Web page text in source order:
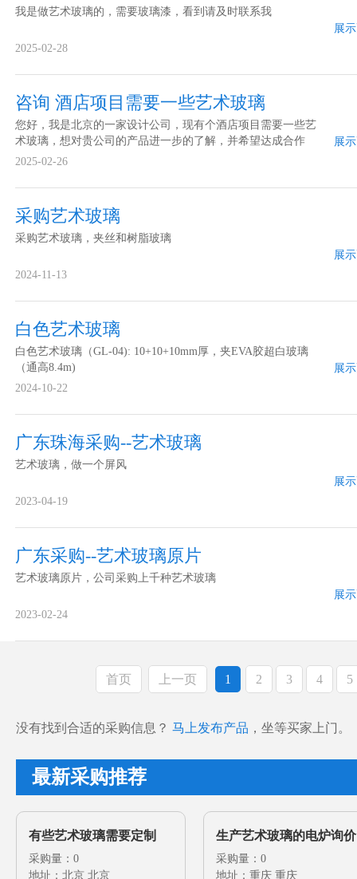
我是做艺术玻璃的，需要玻璃漆，看到请及时联系我
展
2025-02-28
咨询 酒店项目需要一些艺术玻璃
您好，我是北京的一家设计公司，现有个酒店项目需要一些艺
术玻璃，想对贵公司的产品进一步的了解，并希望达成合作
展
2025-02-26
采购艺术玻璃
采购艺术玻璃，夹丝和树脂玻璃
展
2024-11-13
白色艺术玻璃
白色艺术玻璃（GL-04): 10+10+10mm厚，夹EVA胶超白玻璃
（通高8.4m)
展
2024-10-22
广东珠海采购--艺术玻璃
艺术玻璃，做一个屏风
展
2023-04-19
广东采购--艺术玻璃原片
艺术玻璃原片，公司采购上千种艺术玻璃
展
2023-02-24
首页 上一页 1 2 3 4 5
没有找到合适的采购信息？ 马上发布产品 ，坐等买家上门。
最新采购推荐
有些艺术玻璃需要定制
采购量：0
地址：北京 北京
生产艺术玻璃的电炉询价
采购量：0
地址：重庆 重庆